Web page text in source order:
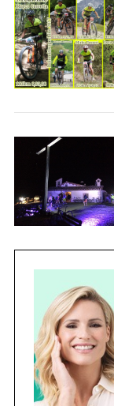
e
r
:
C
e